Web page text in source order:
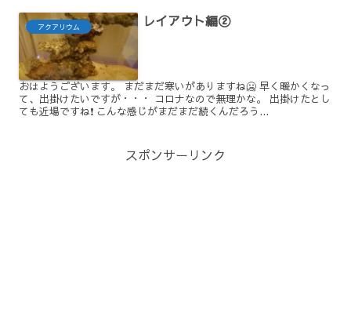
アクアリウム レイアウト編②
おはようございます。 まだまだ寒いがありますね🥶 早く暖かくなっ
て、出掛けたいですが・・・ コロナなので無理かな。 出掛けたとし
ても近場ですね❗ こんな感じがまだまだ続くんだろう...
スポンサーリンク